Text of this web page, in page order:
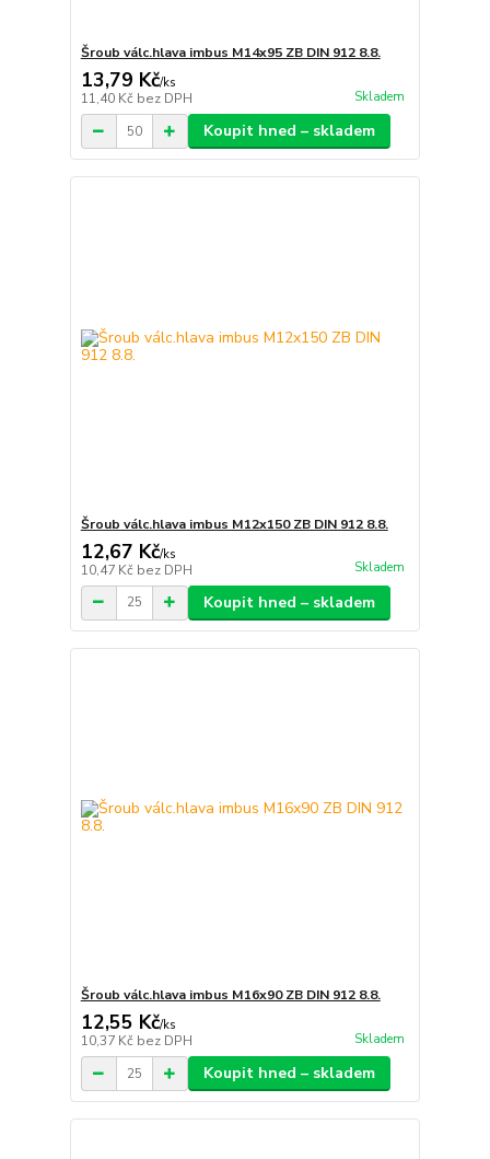
Šroub válc.hlava imbus M14x95 ZB DIN 912 8.8.
13,79 Kč/ks
11,40 Kč bez DPH Skladem
Koupit hned – skladem
Šroub válc.hlava imbus M12x150 ZB DIN 912 8.8.
12,67 Kč/ks
10,47 Kč bez DPH Skladem
Koupit hned – skladem
Šroub válc.hlava imbus M16x90 ZB DIN 912 8.8.
12,55 Kč/ks
10,37 Kč bez DPH Skladem
Koupit hned – skladem